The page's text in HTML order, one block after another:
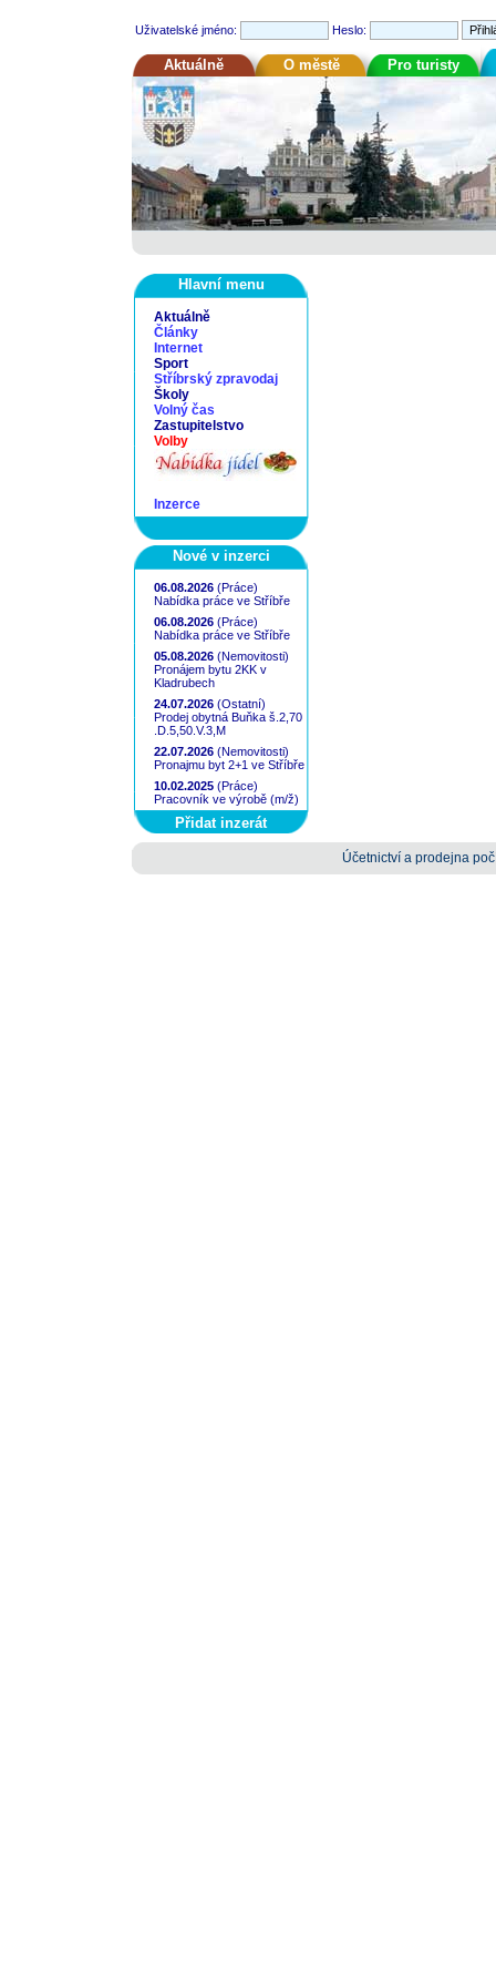
Uživatelské jméno: Heslo:
Aktuálně O městě Pro turisty
Hlavní menu
Aktuálně
Články
Internet
Sport
Stříbrský zpravodaj
Školy
Volný čas
Zastupitelstvo
Volby
Inzerce
Nové v inzerci
06.08.2026 (Práce)
Nabídka práce ve Stříbře
06.08.2026 (Práce)
Nabídka práce ve Stříbře
05.08.2026 (Nemovitosti)
Pronájem bytu 2KK v
Kladrubech
24.07.2026 (Ostatní)
Prodej obytná Buňka š.2,70
.D.5,50.V.3,M
22.07.2026 (Nemovitosti)
Pronajmu byt 2+1 ve Stříbře
10.02.2025 (Práce)
Pracovník ve výrobě (m/ž)
Přidat inzerát
Účetnictví a prodejna